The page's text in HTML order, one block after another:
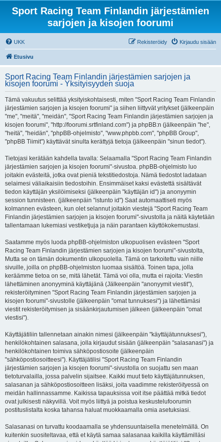
Sport Racing Team Finlandin järjestämien
sarjojen ja kisojen foorumi
UKK Kirjaudu sisään
Rekisteröidy
Etusivu
Sport Racing Team Finlandin järjestämien sarjojen ja
kisojen foorumi - Yksityisyyden suoja
Tämä vakuutus selittää yksityiskohtaisesti, miten "Sport Racing Team Finlandin
järjestämien sarjojen ja kisojen foorumi" ja siihen liittyvät yritykset (jälkeenpäin
"me", "meitä", "meidän", "Sport Racing Team Finlandin järjestämien sarjojen ja
kisojen foorumi", "http://foorumi.srtfinland.com") ja phpBB:n (jälkeenpäin "he",
"heitä", "heidän", "phpBB-ohjelmisto", "www.phpbb.com", "phpBB Group",
"phpBB Tiimit") käyttävät sinulta kerättyjä tietoja (jälkeenpäin "sinun tiedot").
Tietojasi kerätään kahdella tavalla: Selaamalla "Sport Racing Team Finlandin
järjestämien sarjojen ja kisojen foorumi"-sivustoa. phpBB-ohjelmisto luo
joitakin evästeitä, jotka ovat pieniä tekstitiedostoja. Nämä tiedostot ladataan
selaimesi väliaikaisiin tiedostoihin. Ensimmäiset kaksi evästettä sisältävät
tiedon käyttäjän yksilöimiseksi (jälkeenpäin "käyttäjän id") ja anonyymin
session tunnisteen. (jälkeenpäin "istunto id") Saat automaattiseti myös
kolmannen evästeen, kun olet selannut joitakin viestejä "Sport Racing Team
Finlandin järjestämien sarjojen ja kisojen foorumi"-sivustolla ja näitä käytetään
tallentamaan lukemiasi vestiketjuja ja näin parantaen käyttökokemustasi.
Saatamme myös luoda phpBB-ohjelmiston ulkopuolisen evästeen "Sport
Racing Team Finlandin järjestämien sarjojen ja kisojen foorumi"-sivustolta,
Mutta se on tämän dokumentin ulkopuolella. Tämä on tarkoitettu vain niille
sivuille, joilla on phpBB-ohjelmiston luomaa sisältöä. Toinen tapa, jolla
keräämme tietoa on se, mitä lähetät. Tämä voi olla, mutta ei rajoita: Viestin
lähettäminen anonyyminä käyttäjänä (Jälkeenpäin "anonyymit viestit"),
rekisteröityminen "Sport Racing Team Finlandin järjestämien sarjojen ja
kisojen foorumi"-sivustolle (jälkeenpäin "omat tunnuksesi") ja lähettämäsi
viestit rekisteröitymisen ja sisäänkirjautumisen jälkeen (jälkeenpäin "omat
viestisi").
Käyttäjätiliin tallennetaan ainakin nimesi (jälkeenpäin "käyttäjätunnuksesi"),
henkilökohtainen salasana, jolla kirjaudut sisään (jälkeenpäin "salasanasi") ja
henkilökohtainen toimiva sähköpostiosoite (jälkeenpäin
"sähköpostiosoitteesi"). Käyttäjätilisi "Sport Racing Team Finlandin
järjestämien sarjojen ja kisojen foorumi"-sivustolla on suojattu sen maan
tietoturvalailla, jossa palvelin sijaitsee. Kaikki muut tieto käyttäjätunnuksen,
salasanan ja sähköpostiosoitteen lisäksi, joita vaadimme rekisteröityessä on
meidän hallinnassamme. Kaikissa tapauksissa voit itse päättää mitkä tiedot
ovat julkisesti näkyvillä. Voit myös liittyä ja poistua keskustelufoorumin
postituslistalta koska tahansa haluat muokkaamalla omia asetuksiasi.
Salasanasi on turvattu koodaamalla se yhdensuuntaisella menetelmällä. On
kuitenkin suositeltavaa, että et käytä samaa salasanaa kaikilla käyttämilläsi